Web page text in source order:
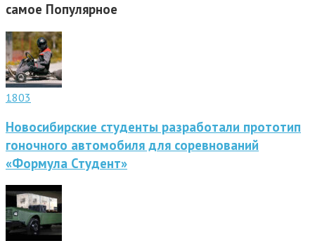
самое Популярное
1803
Новосибирские студенты разработали прототип
гоночного автомобиля для соревнований
«Формула Студент»